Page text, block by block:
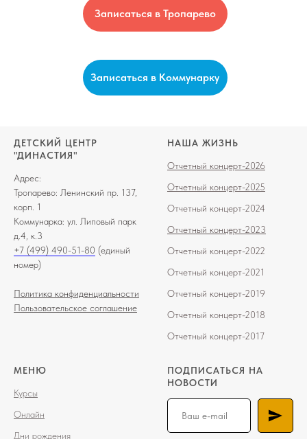
Записаться в Тропарево
Записаться в Коммунарку
ДЕТСКИЙ ЦЕНТР
"ДИНАСТИЯ"
Адрес:
Тропарево: Ленинский пр. 137,
корп. 1
Коммунарка: ул. Липовый парк
д.4, к.3
+7 (499) 490-51-80 (единый
номер)
Политика конфиденциальности
Пользовательское соглашение
НАША ЖИЗНЬ
Отчетный концерт-2026
Отчетный концерт-2025
Отчетный концерт-2024
Отчетный концерт-2023
Отчетный концерт-2022
Отчетный концерт-2021
Отчетный концерт-2019
Отчетный концерт-2018
Отчетный концерт-2017
МЕНЮ
Курсы
Онлайн
Дни рождения
ПОДПИСАТЬСЯ НА
НОВОСТИ